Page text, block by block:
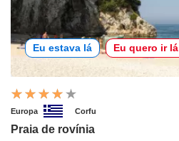
Eu estava lá Eu quero ir lá
Europa Corfu
Praia de rovínia